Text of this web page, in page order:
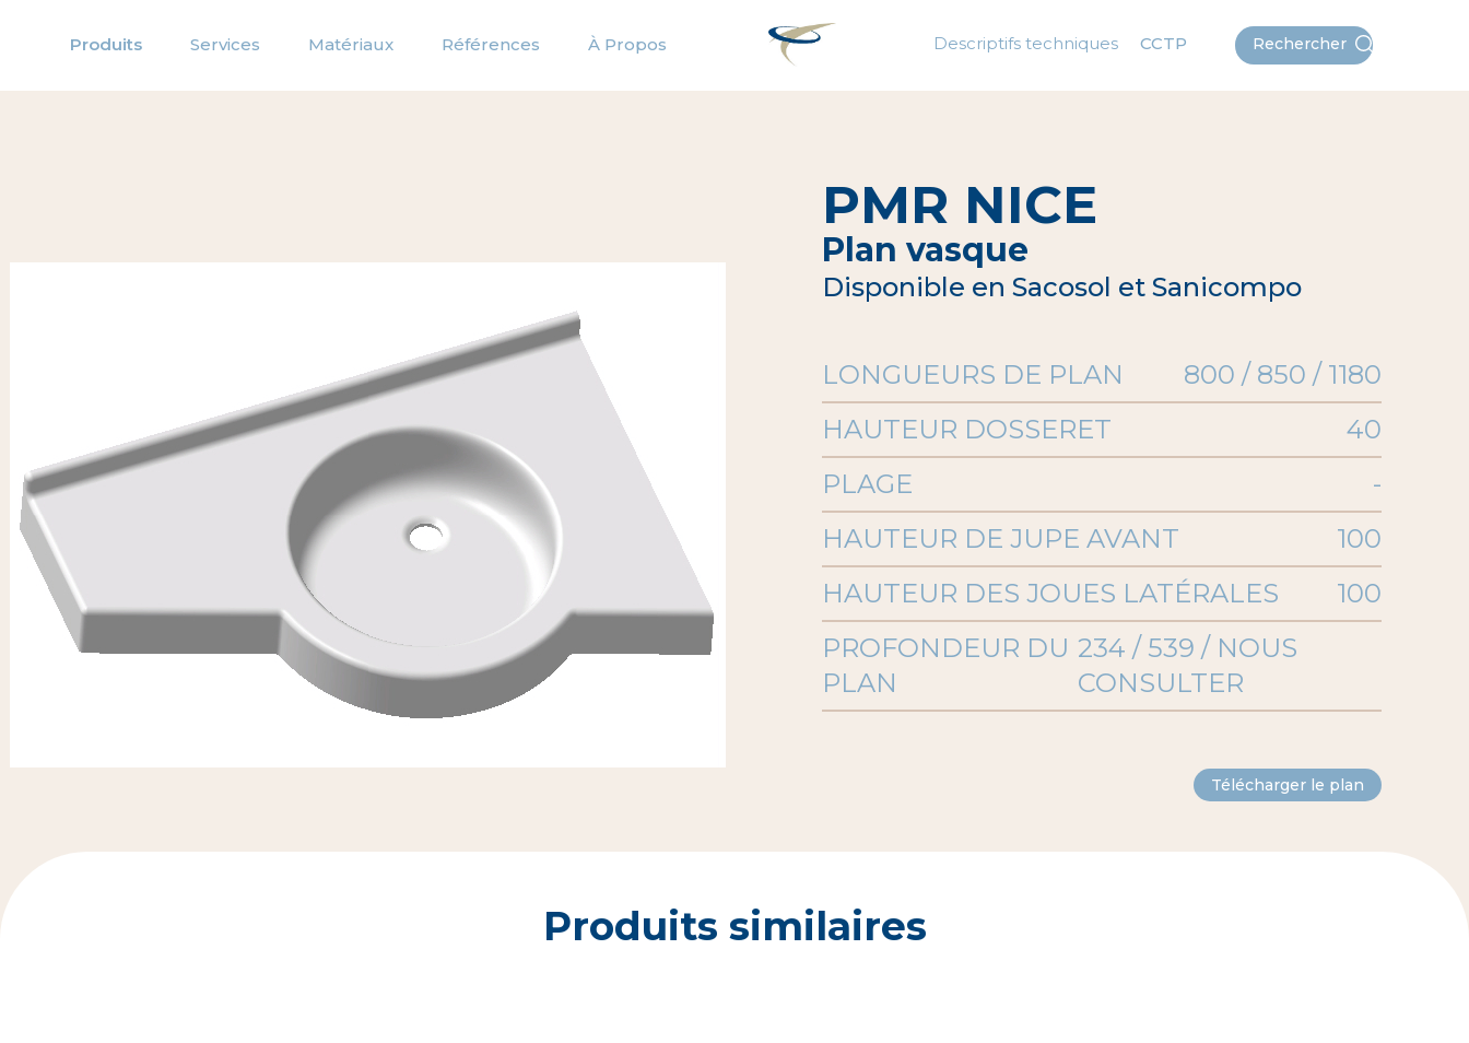
Produits Services Matériaux Références À Propos Rechercher
CCTP
Descriptifs techniques
PMR NICE
Plan vasque
Disponible en Sacosol et Sanicompo
LONGUEURS DE PLAN
800 / 850 / 1180
HAUTEUR DOSSERET
40
PLAGE
-
HAUTEUR DE JUPE AVANT
100
HAUTEUR DES JOUES LATÉRALES
100
PROFONDEUR DU
PLAN
234 / 539 / NOUS
CONSULTER
Télécharger le plan
Produits similaires